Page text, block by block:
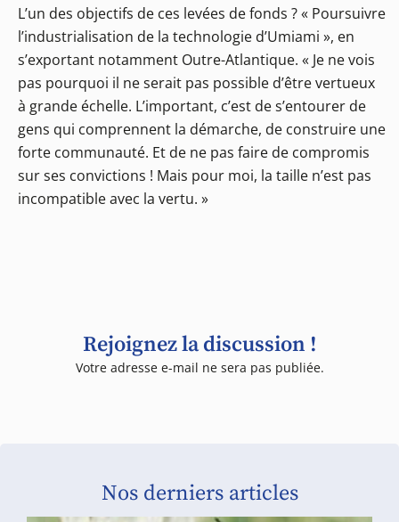
L’un des objectifs de ces levées de fonds ? « Poursuivre
l’industrialisation de la technologie d’Umiami », en
s’exportant notamment Outre-Atlantique. « Je ne vois
pas pourquoi il ne serait pas possible d’être vertueux
à grande échelle. L’important, c’est de s’entourer de
gens qui comprennent la démarche, de construire une
forte communauté. Et de ne pas faire de compromis
sur ses convictions ! Mais pour moi, la taille n’est pas
incompatible avec la vertu. »
Rejoignez la discussion !
Votre adresse e-mail ne sera pas publiée.
Nos derniers articles